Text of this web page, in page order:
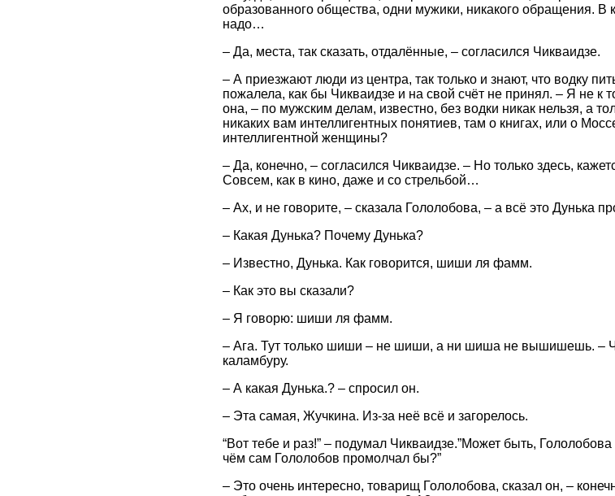
образованного общества, одни мужики, никакого обращения. В
надо…
– Да, места, так сказать, отдалённые, – согласился Чикваидзе.
– А приезжают люди из центра, так только и знают, что водку
пожалела, как бы Чикваидзе и на свой счёт не принял. – Я не к
она, – по мужским делам, известно, без водки никак нельзя, а
никаких вам интеллигентных понятиев, там о книгах, или о
интеллигентной женщины?
– Да, конечно, – согласился Чикваидзе. – Но только здесь,
Совсем, как в кино, даже и со стрельбой…
– Ах, и не говорите, – сказала Гололобова, – а всё это Дунька
– Какая Дунька? Почему Дунька?
– Известно, Дунька. Как говорится, шиши ля фамм.
– Как это вы сказали?
– Я говорю: шиши ля фамм.
– Ага. Тут только шиши – не шиши, а ни шиша не вышишешь. –
каламбуру.
– А какая Дунька.? – спросил он.
– Эта самая, Жучкина. Из-за неё всё и загорелось.
“Вот тебе и раз!” – подумал Чикваидзе.”Может быть,
чём сам Гололобов промолчал бы?”
– Это очень интересно, товарищ Гололобова, сказал он, –